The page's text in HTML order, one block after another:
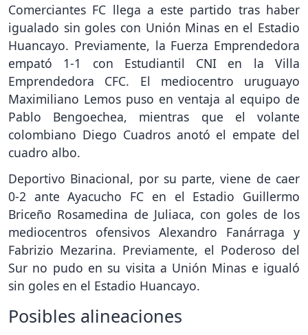
Comerciantes FC llega a este partido tras haber
igualado sin goles con Unión Minas en el Estadio
Huancayo. Previamente, la Fuerza Emprendedora
empató 1-1 con Estudiantil CNI en la Villa
Emprendedora CFC. El mediocentro uruguayo
Maximiliano Lemos puso en ventaja al equipo de
Pablo Bengoechea, mientras que el volante
colombiano Diego Cuadros anotó el empate del
cuadro albo.
Deportivo Binacional, por su parte, viene de caer
0-2 ante Ayacucho FC en el Estadio Guillermo
Briceño Rosamedina de Juliaca, con goles de los
mediocentros ofensivos Alexandro Fanárraga y
Fabrizio Mezarina. Previamente, el Poderoso del
Sur no pudo en su visita a Unión Minas e igualó
sin goles en el Estadio Huancayo.
Posibles alineaciones